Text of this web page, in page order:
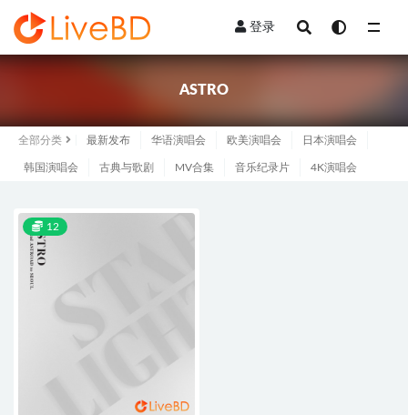
登录
ASTRO
全部分类 最新发布 华语演唱会 欧美演唱会 日本演唱会
韩国演唱会 古典与歌剧 MV合集 音乐纪录片 4K演唱会
12